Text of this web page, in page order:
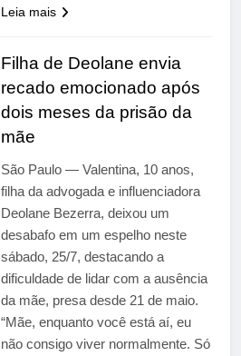
Leia mais
Filha de Deolane envia
recado emocionado após
dois meses da prisão da
mãe
São Paulo — Valentina, 10 anos,
filha da advogada e influenciadora
Deolane Bezerra, deixou um
desabafo em um espelho neste
sábado, 25/7, destacando a
dificuldade de lidar com a ausência
da mãe, presa desde 21 de maio.
“Mãe, enquanto você está aí, eu
não consigo viver normalmente. Só